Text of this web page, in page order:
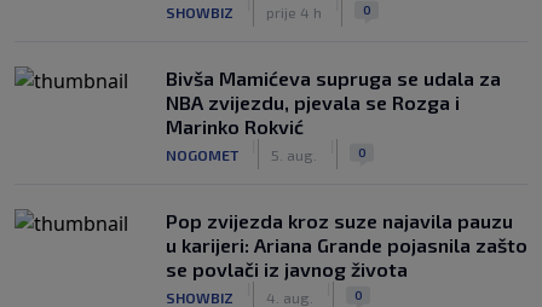
SHOWBIZ prije 4 h 0
Bivša Mamićeva supruga se udala za
NBA zvijezdu, pjevala se Rozga i
Marinko Rokvić
NOGOMET 5. aug. 0
Pop zvijezda kroz suze najavila pauzu
u karijeri: Ariana Grande pojasnila zašto
se povlači iz javnog života
SHOWBIZ 4. aug. 0